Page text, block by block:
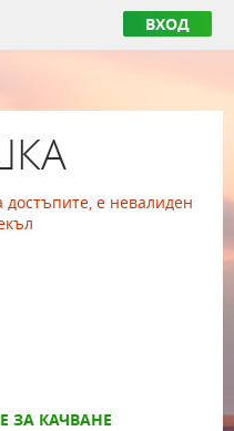
ВХОД
достъпите, е невалиден
ЗА КАЧВАНЕ